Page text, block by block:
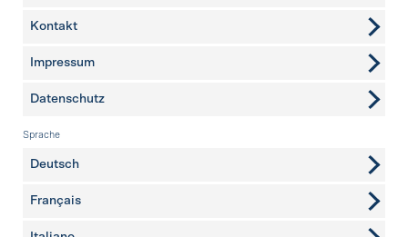
weitere Seiten
Kontakt
Impressum
Datenschutz
Sprache
Deutsch
Français